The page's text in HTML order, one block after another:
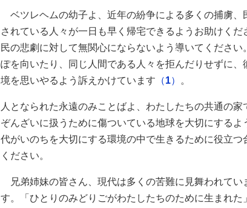
ベツレヘムの幼子よ、近年の紛争による多くの捕虜、
されている人々が一日も早く帰宅できるようお助けく
民の悲劇に対して無関心にならないよう導いてくださ
ぽを向いたり、同じ人間である人々を拒んだりせずに
境を思いやるよう訴えかけています （1） 。
人となられた永遠のみことばよ、わたしたちの共通の
ぞんざいに扱うために傷ついている地球を大切にする
代がいのちを大切にする環境の中で生きるために役立
ください。
兄弟姉妹の皆さん、現代は多くの苦難に見舞われてい
す。「ひとりのみどりごがわたしたちのために生まれ